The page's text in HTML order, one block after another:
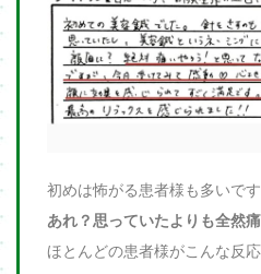
初めは怖がる患者様も多いで
あれ？思っていたよりも全然痛
ほとんどの患者様がこんな反